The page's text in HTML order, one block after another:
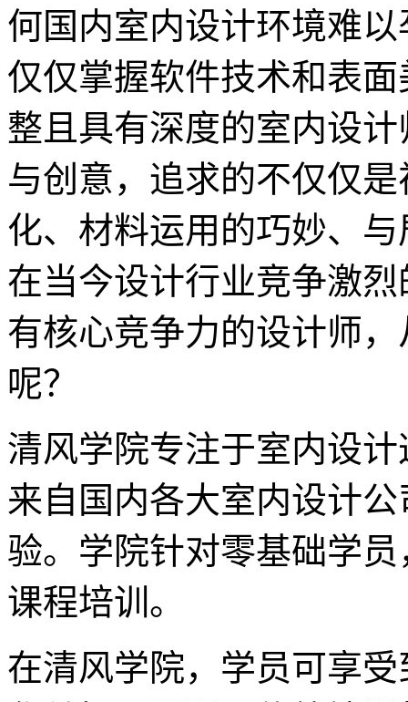
何国内室内设计环境难
仅仅掌握软件技术和表
整且具有深度的室内设
与创意，追求的不仅仅
化、材料运用的巧妙、
在当今设计行业竞争激
有核心竞争力的设计师
呢？
清风学院专注于室内设
来自国内各大室内设计
验。学院针对零基础学
课程培训。
在清风学院，学员可享